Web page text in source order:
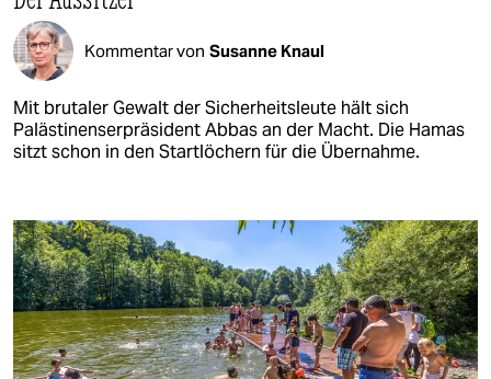
Kommentar von Susanne Knaul
Mit brutaler Gewalt der Sicherheitsleute hält sich
Palästinenserpräsident Abbas an der Macht. Die Hamas
sitzt schon in den Startlöchern für die Übernahme.